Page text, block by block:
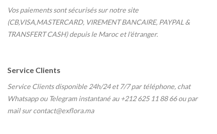
Vos paiements sont sécurisés sur notre site
(CB,VISA,MASTERCARD, VIREMENT BANCAIRE, PAYPAL &
TRANSFERT CASH) depuis le Maroc et l'étranger.
Service Clients
Service Clients disponible 24h/24 et 7/7par téléphone, chat
Whatsapp ou Telegram instantané au +212 625 11 88 66 ou par
mail sur contact@exflora.ma